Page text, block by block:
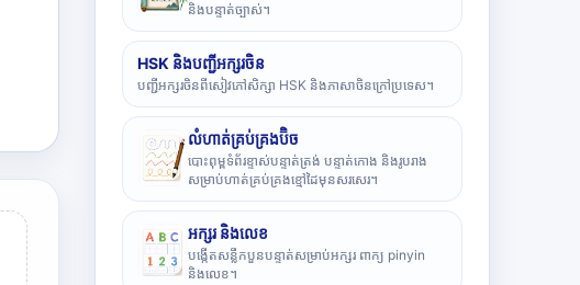
និងបន្ទាត់ច្បាស់។
HSK និងបញ្ជីអក្សរចិន
បញ្ជីអក្សរចិនពីសៀវភៅសិក្សា HSK និងភាសាចិនក្រៅប្រទេស។
លំហាត់គ្រប់គ្រងប៊ិច
បោះពុម្ពទំព័រខ្ទាស់បន្ទាត់ត្រង់ បន្ទាត់កោង និងរូបរាង
សម្រាប់ហាត់គ្រប់គ្រងខ្មៅដៃមុនសរសេរ។
អក្សរ និងលេខ
បង្កើតសន្លឹកបួនបន្ទាត់សម្រាប់អក្សរ ពាក្យ pinyin
និងលេខ។